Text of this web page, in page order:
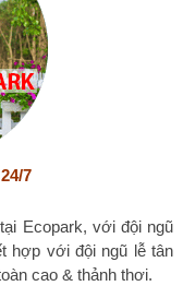
7
Ecopark, với đội ngũ
hợp với đội ngũ lễ tân
cao & thảnh thơi.